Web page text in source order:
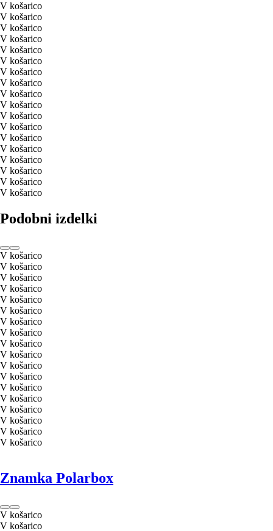
V košarico
V košarico
V košarico
V košarico
V košarico
V košarico
V košarico
V košarico
V košarico
V košarico
V košarico
V košarico
V košarico
V košarico
V košarico
V košarico
V košarico
V košarico
Podobni izdelki
V košarico
V košarico
V košarico
V košarico
V košarico
V košarico
V košarico
V košarico
V košarico
V košarico
V košarico
V košarico
V košarico
V košarico
V košarico
V košarico
V košarico
V košarico
Znamka Polarbox
V košarico
V košarico